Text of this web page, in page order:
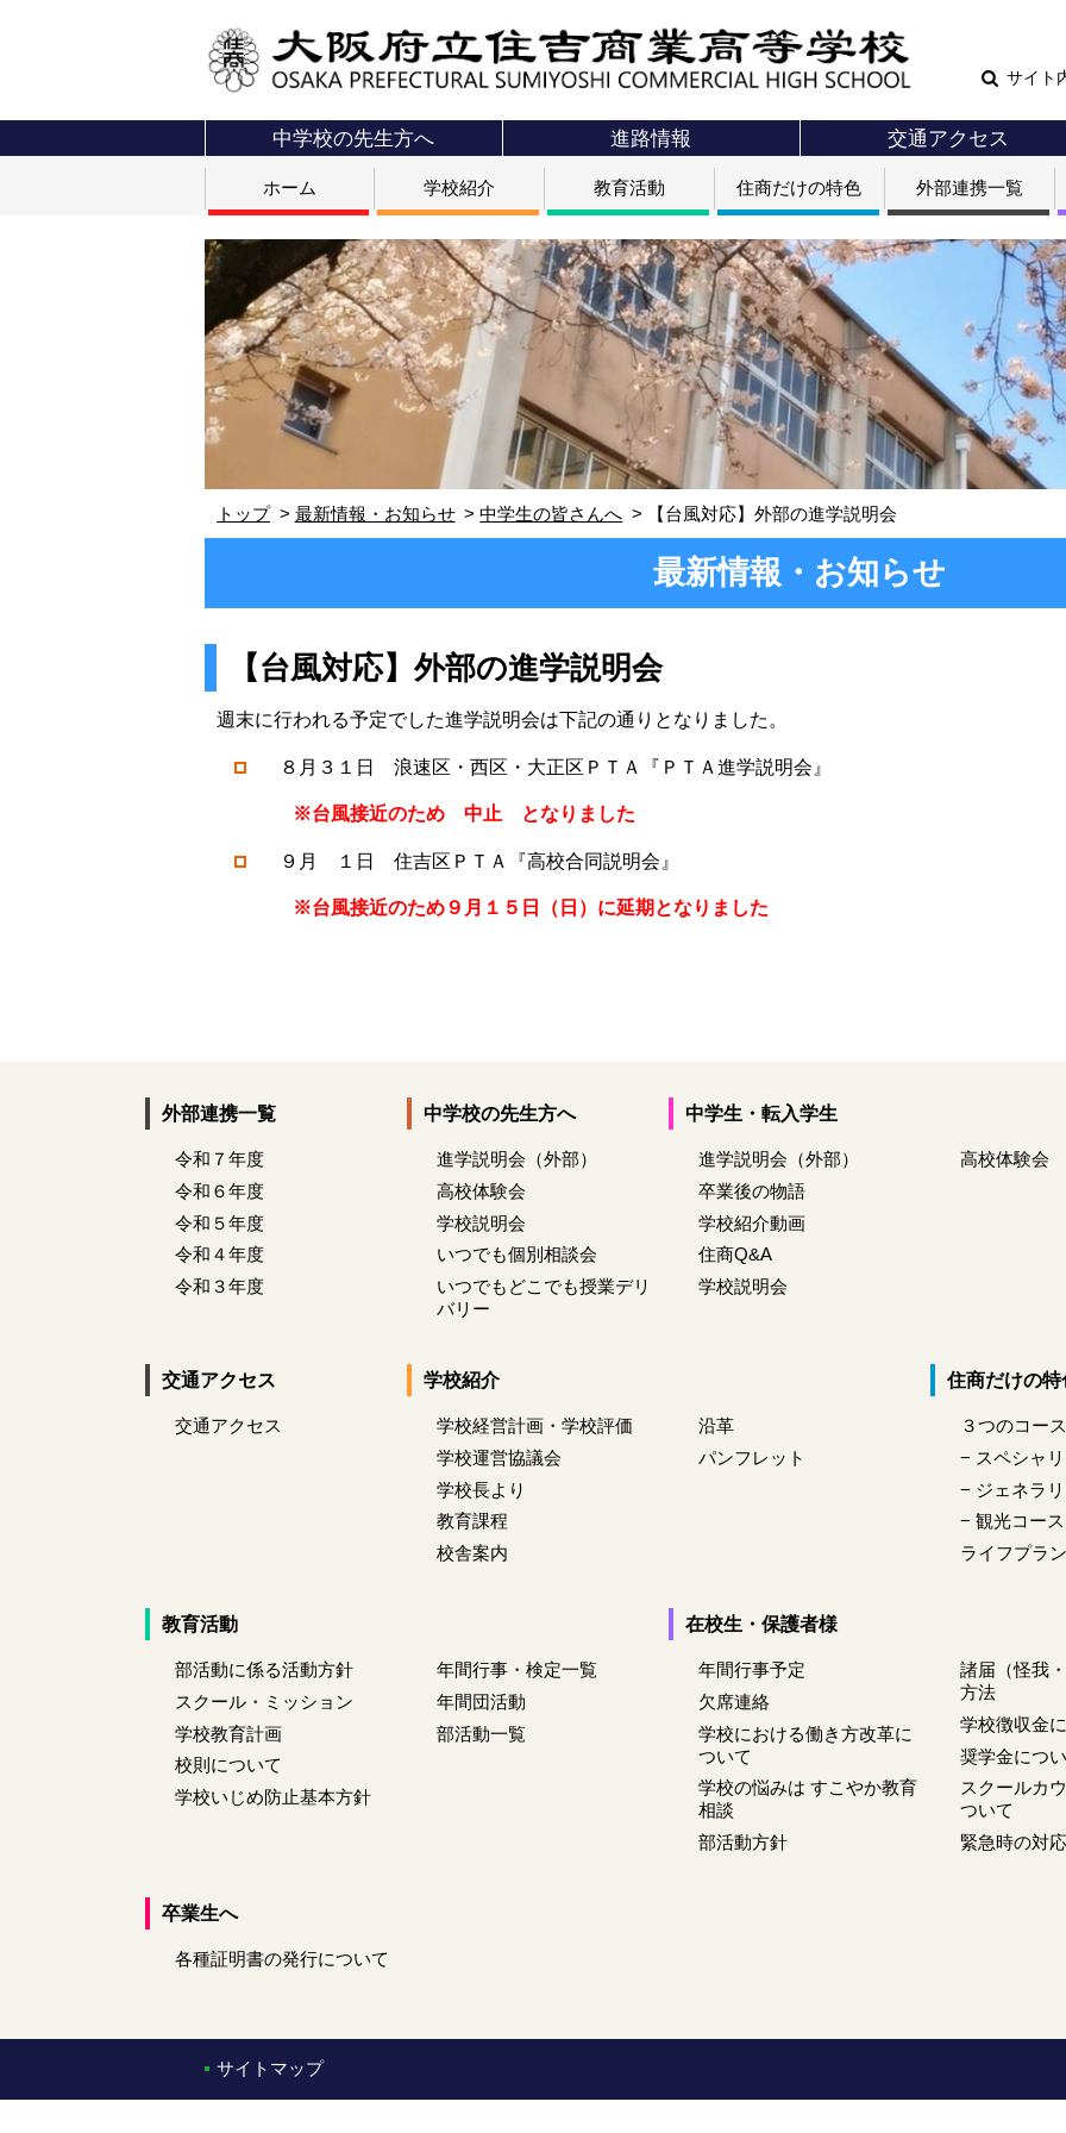
サイト
中学校の先生方へ 進路情報 交通アクセス
ホーム 学校紹介 教育活動 住商だけの特色 外部連携一覧
トップ 最新情報・お知らせ 中学生の皆さんへ 【台風対応】外部の進学説明会
最新情報・お知らせ
【台風対応】外部の進学説明会
週末に行われる予定でした進学説明会は下記の通りとなりました。
８月３１日 浪速区・西区・大正区ＰＴＡ『ＰＴＡ進学説明会』
※台風接近のため 中止 となりました
９月 １日 住吉区ＰＴＡ『高校合同説明会』
※台風接近のため９月１５日（日）に延期となりました
外部連携一覧
令和７年度
令和６年度
令和５年度
令和４年度
令和３年度
中学校の先生方へ
進学説明会（外部）
高校体験会
学校説明会
いつでも個別相談会
いつでもどこでも授業デリ
バリー
中学生・転入学生
進学説明会（外部）
卒業後の物語
学校紹介動画
住商Q&A
学校説明会
高校体験会
交通アクセス
交通アクセス
学校紹介
学校経営計画・学校評価
学校運営協議会
学校長より
教育課程
校舎案内
沿革
パンフレット
住商だけの特
３つのコー
− スペシャ
− ジェネラ
− 観光コース
ライフプラ
教育活動
部活動に係る活動方針
スクール・ミッション
学校教育計画
校則について
学校いじめ防止基本方針
年間行事・検定一覧
年間団活動
部活動一覧
在校生・保護者様
年間行事予定
欠席連絡
学校における働き方改革に
ついて
学校の悩みは すこやか教育
相談
部活動方針
諸届（怪我
方法
学校徴収金
奨学金につ
スクールカ
ついて
緊急時の対
卒業生へ
各種証明書の発行について
サイトマップ